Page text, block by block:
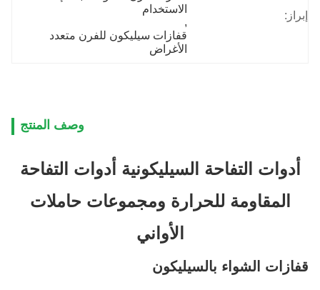
إبراز:
الاستخدام
,
قفازات سيليكون للفرن متعدد
الأغراض
وصف المنتج
أدوات التفاحة السيليكونية أدوات التفاحة
المقاومة للحرارة ومجموعات حاملات
الأواني
قفازات الشواء بالسيليكون